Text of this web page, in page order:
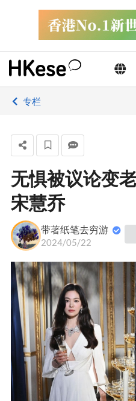
专栏
无惧被议论变
宋慧乔
带著纸笔去穷游
2024/05/22